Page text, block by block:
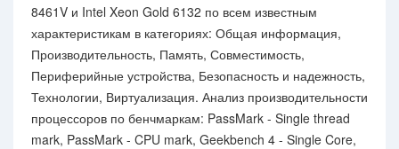
8461V и Intel Xeon Gold 6132 по всем известным
характеристикам в категориях: Общая информация,
Производительность, Память, Совместимость,
Периферийные устройства, Безопасность и надежность,
Технологии, Виртуализация. Анализ производительности
процессоров по бенчмаркам: PassMark - Single thread
mark, PassMark - CPU mark, Geekbench 4 - Single Core,